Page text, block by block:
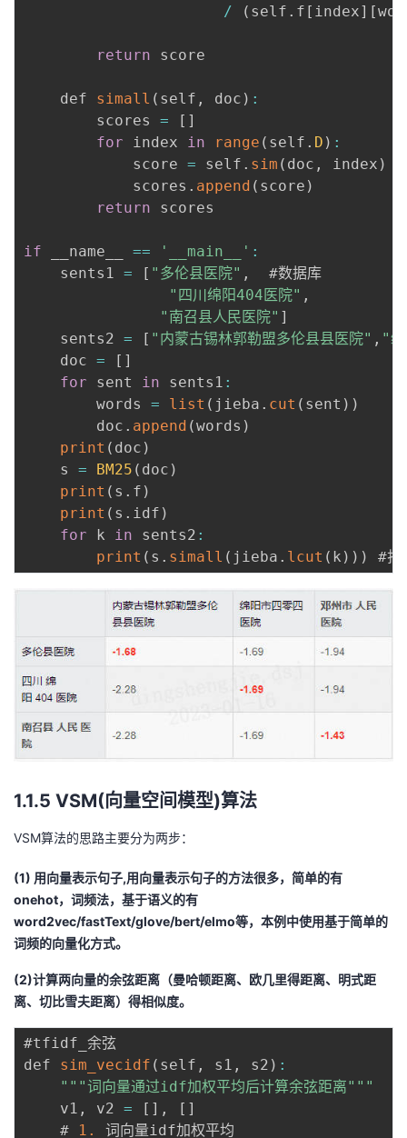
ot
d
\f
c
{
d
l}
{
a
/
( self . f [ index] [
return score
    def
simall ( self , doc ) :
        scores
= [ ]
for index in range ( self . D ) :
            score
= self . sim ( doc , index )
            scores
. append ( score )
return scores
if __name__ == '__main__' :
    sents1
= [ "多伦县医院" ,
  #数据库
"四川绵阳404医院" ,
"南召县人民医院" ]
    sents2
= [ "内蒙古锡林郭勒盟多伦县县医院" , "
    doc
= [ ]
for sent in sents1 :
        words
= list ( jieba . cut ( sent ) )
        doc
. append (words )
print ( doc )
    s
= BM25 ( doc )
print ( s . f )
print ( s . idf )
for k in sents2 :
print ( s . simall ( jieba . lcut ( k ) ) )
1.1.5 VSM(向量空间模型)算法
VSM算法的思路主要分为两步：
(1) 用向量表示句子,用向量表示句子的方法很多，简单的有
onehot，词频法，基于语义的有
word2vec/fastText/glove/bert/elmo等，本例中使用基于简单的
词频的向量化方式。
(2)计算两向量的余弦距离（曼哈顿距离、欧几里得距离、明式距
离、切比雪夫距离）得相似度。
#tfidf_余弦
def sim_vecidf ( self , s1 , s2 ) :
"" "词向量通过idf加权平均后计算余弦距离" ""
    v1
, v2 = [ ] , [ ]
    #
1. 词向量idf加权平均